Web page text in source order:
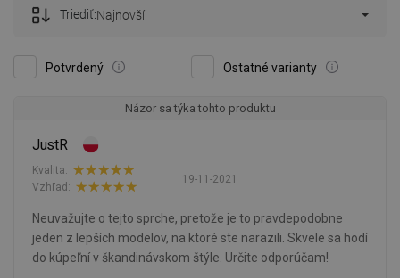
Potvrdený Ostatné varianty
Triediť:Najnovší
Názor sa týka tohto produktu
JustR
19-11-2021
Kvalita:
Vzhľad:
Neuvažujte o tejto sprche, pretože je to pravdepodobne
jeden z lepších modelov, na ktoré ste narazili. Skvele sa hodí
do kúpeľní v škandinávskom štýle. Určite odporúčam!